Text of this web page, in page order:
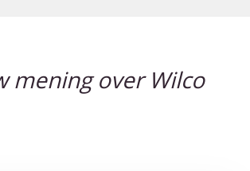
mening over Wilco